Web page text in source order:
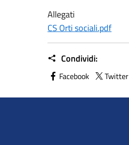
Allegati
CS Orti sociali.pdf
Condividi:
Facebook Twitter